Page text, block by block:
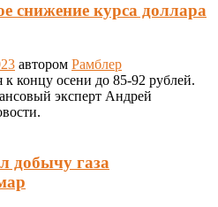
снижение курса доллара
автором Рамблер
к концу осени до 85-92 рублей.
эксперт Андрей
добычу газа